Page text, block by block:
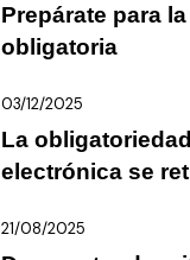
Prepárate para
obligatoria
03/12/2025
La
electrónica se
21/08/2025